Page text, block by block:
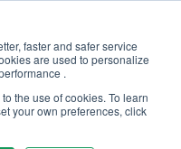
faster and safer service
are used to personalize
.
the use of cookies. To learn
your own preferences, click